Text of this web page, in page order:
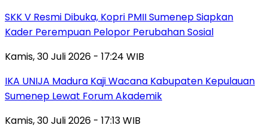
SKK V Resmi Dibuka, Kopri PMII Sumenep Siapkan
Kader Perempuan Pelopor Perubahan Sosial
Kamis, 30 Juli 2026 - 17:24 WIB
IKA UNIJA Madura Kaji Wacana Kabupaten Kepulauan
Sumenep Lewat Forum Akademik
Kamis, 30 Juli 2026 - 17:13 WIB